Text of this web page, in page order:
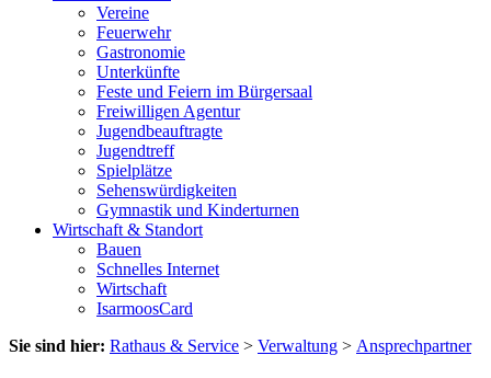
Vereine
Feuerwehr
Gastronomie
Unterkünfte
Feste und Feiern im Bürgersaal
Freiwilligen Agentur
Jugendbeauftragte
Jugendtreff
Spielplätze
Sehenswürdigkeiten
Gymnastik und Kinderturnen
Wirtschaft & Standort
Bauen
Schnelles Internet
Wirtschaft
IsarmoosCard
Sie sind hier: Rathaus & Service > Verwaltung > Ansprechpartner